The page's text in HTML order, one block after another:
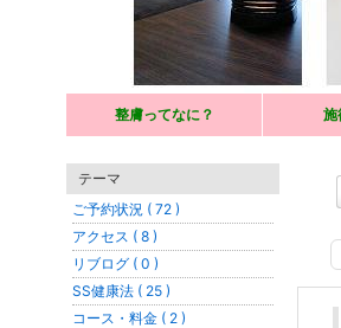
辛い慢性の肩こり・腰痛・偏頭痛・むく
テーマ
ご予約状況 ( 72 )
アクセス ( 8 )
リブログ ( 0 )
SS健康法 ( 25 )
コース・料金 ( 2 )
整膚ってなに？ 施